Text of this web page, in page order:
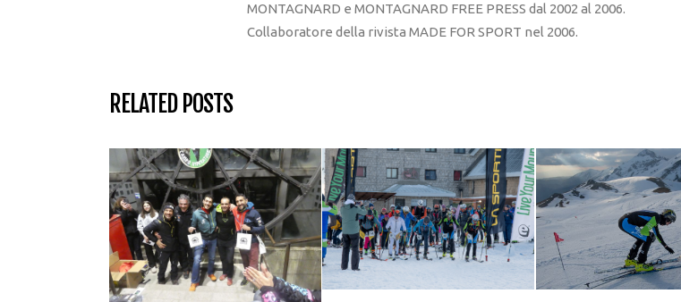
MONTAGNARD e MONTAGNARD FREE PRESS dal 2002 al 2006.
Collaboratore della rivista MADE FOR SPORT nel 2006.
RELATED POSTS